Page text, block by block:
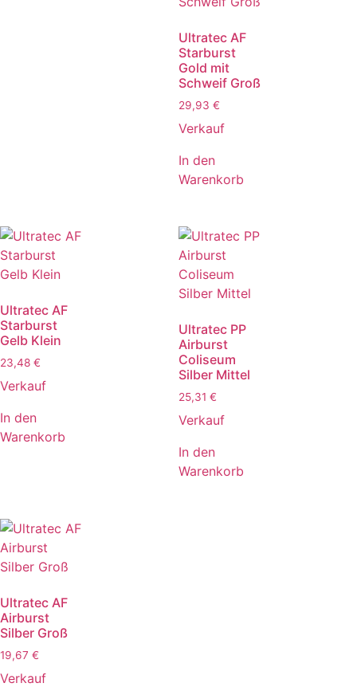
Ultratec AF
Starburst
Gold mit
Schweif Groß
29,93 €
Verkauf
In den
Warenkorb
Ultratec AF
Starburst
Gelb Klein
23,48 €
Verkauf
In den
Warenkorb
Ultratec PP
Airburst
Coliseum
Silber Mittel
25,31 €
Verkauf
In den
Warenkorb
Ultratec AF
Airburst
Silber Groß
19,67 €
Verkauf